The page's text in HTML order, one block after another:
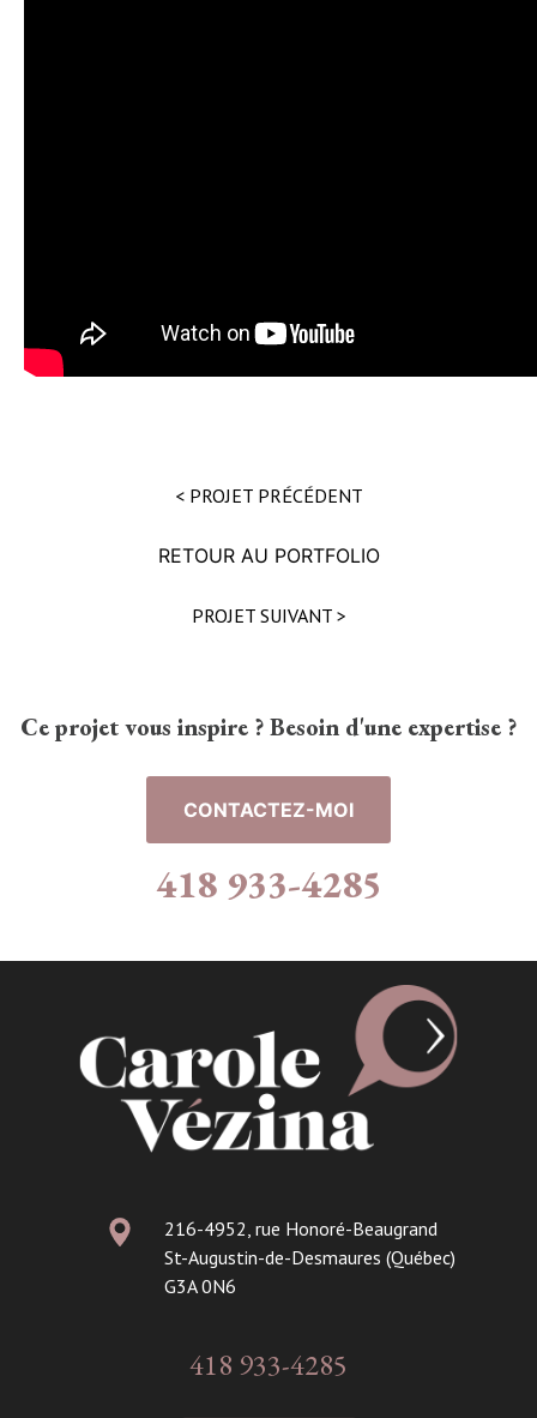
< PROJET PRÉCÉDENT
RETOUR AU PORTFOLIO
PROJET SUIVANT >
Ce projet vous inspire ? Besoin d'une expertise ?
CONTACTEZ-MOI
418 933-4285
216-4952, rue Honoré-Beaugrand
St-Augustin-de-Desmaures (Québec)
G3A 0N6
418 933-4285